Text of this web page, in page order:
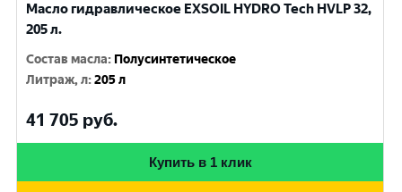
Масло гидравлическое EXSOIL HYDRO Tech HVLP 32,
205 л.
Состав масла: Полусинтетическое
Литраж, л:205 л
41 705 руб.
Купить в 1 клик